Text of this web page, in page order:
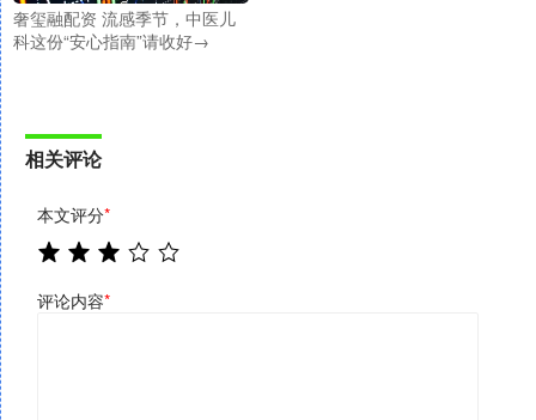
奢玺融配资 流感季节，中医儿
科这份“安心指南”请收好→
相关评论
本文评分*
评论内容*